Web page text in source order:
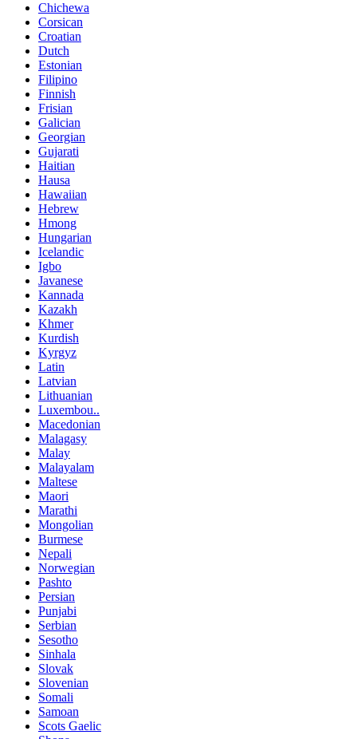
Chichewa
Corsican
Croatian
Dutch
Estonian
Filipino
Finnish
Frisian
Galician
Georgian
Gujarati
Haitian
Hausa
Hawaiian
Hebrew
Hmong
Hungarian
Icelandic
Igbo
Javanese
Kannada
Kazakh
Khmer
Kurdish
Kyrgyz
Latin
Latvian
Lithuanian
Luxembou..
Macedonian
Malagasy
Malay
Malayalam
Maltese
Maori
Marathi
Mongolian
Burmese
Nepali
Norwegian
Pashto
Persian
Punjabi
Serbian
Sesotho
Sinhala
Slovak
Slovenian
Somali
Samoan
Scots Gaelic